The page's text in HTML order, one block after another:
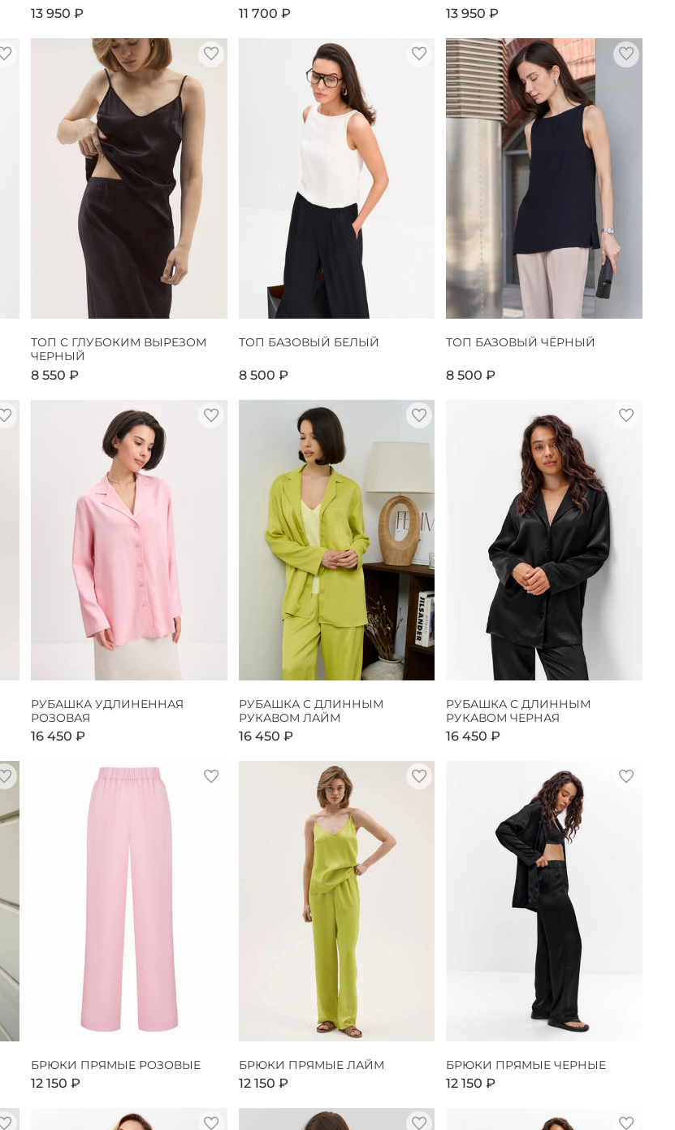
13 950 ₽ 11 700 ₽ 13 950 ₽
ТОП С ГЛУБОКИМ ВЫРЕЗОМ
ЧЕРНЫЙ
8 550 ₽
ТОП БАЗОВЫЙ БЕЛЫЙ
8 500 ₽
ТОП БАЗОВЫЙ ЧЁРНЫЙ
8 500 ₽
РУБАШКА УДЛИНЕННАЯ
РОЗОВАЯ
16 450 ₽
РУБАШКА С ДЛИННЫМ
РУКАВОМ ЛАЙМ
16 450 ₽
РУБАШКА С ДЛИННЫМ
РУКАВОМ ЧЕРНАЯ
16 450 ₽
БРЮКИ ПРЯМЫЕ РОЗОВЫЕ
12 150 ₽
БРЮКИ ПРЯМЫЕ ЛАЙМ
12 150 ₽
БРЮКИ ПРЯМЫЕ ЧЕРНЫЕ
12 150 ₽